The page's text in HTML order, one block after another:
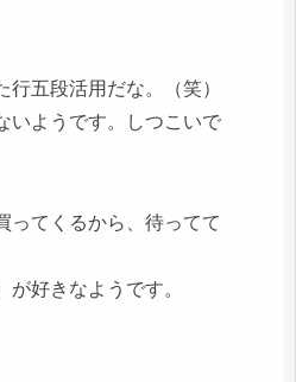
五段活用だな。（笑）
いようです。しつこいで
ってくるから、待ってて
が好きなようです。